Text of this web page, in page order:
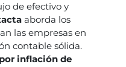
de efectivo y
aborda los
las empresas en
contable sólida.
inflación de